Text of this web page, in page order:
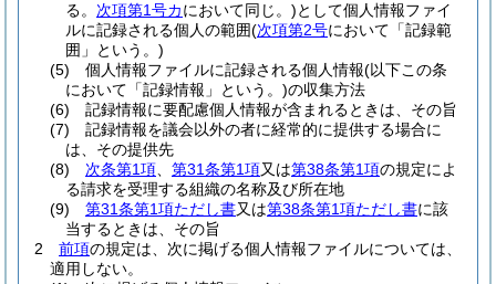
る。 次項第1号カにおいて同じ。)として個人情報ファイ
ルに記録される個人の範囲(次項第2号において「記録範
囲」という。)
(5)
個人情報ファイルに記録される個人情報(以下この条
において「記録情報」という。)の収集方法
(6)
記録情報に要配慮個人情報が含まれるときは、その旨
(7)
記録情報を議会以外の者に経常的に提供する場合に
は、その提供先
(8)
次条第1項 第31条第1項又は第38条第1項の規定によ
る請求を受理する組織の名称及び所在地
(9)
第31条第1項ただし書又は第38条第1項ただし書に該
当するときは、その旨
2
前項の規定は、次に掲げる個人情報ファイルについては、
適用しない。